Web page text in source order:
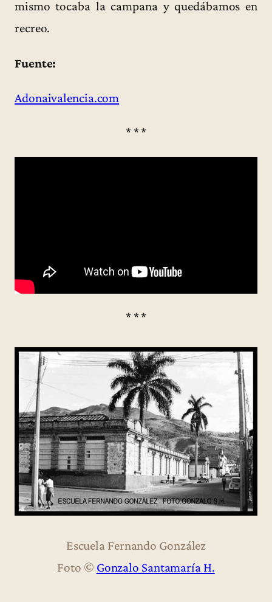
mismo tocaba la campana y quedábamos en
recreo.
Fuente:
Adonaivalencia.com
* * *
* * *
Escuela Fernando González
Foto © Gonzalo Santamaría H.